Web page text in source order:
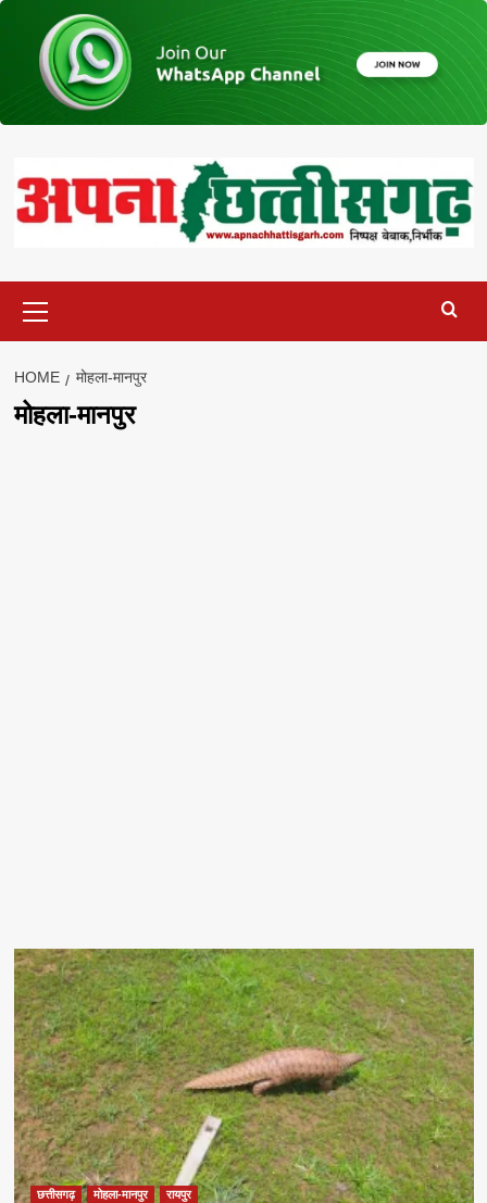
content
Menu
HOME मोहला-मानपुर
मोहला-मानपुर
छत्तीसगढ़ मोहला-मानपुर रायपुर